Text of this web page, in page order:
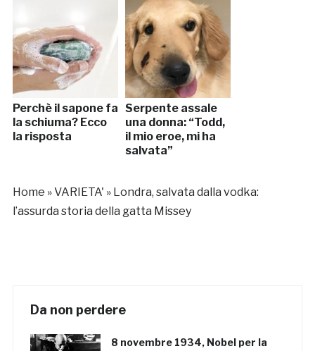
Perchè il sapone fa
la schiuma? Ecco
la risposta
Serpente assale
una donna: “Todd,
il mio eroe, mi ha
salvata”
Home »VARIETA' » Londra, salvata dalla vodka:
l’assurda storia della gatta Missey
Da non perdere
8 novembre 1934, Nobel per la